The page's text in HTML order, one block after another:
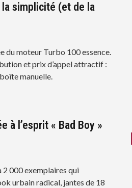
la simplicité (et de la
du moteur Turbo 100 essence.
et prix d’appel attractif :
manuelle.
à l’esprit « Bad Boy »
2 000 exemplaires qui
urbain radical, jantes de 18